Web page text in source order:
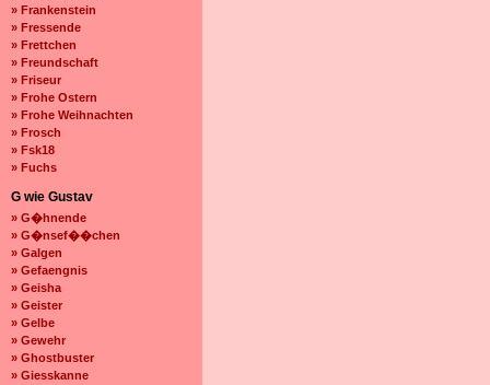
» Frankenstein
» Fressende
» Frettchen
» Freundschaft
» Friseur
» Frohe Ostern
» Frohe Weihnachten
» Frosch
» Fsk18
» Fuchs
G wie Gustav
» G�hnende
» G�nsef��chen
» Galgen
» Gefaengnis
» Geisha
» Geister
» Gelbe
» Gewehr
» Ghostbuster
» Giesskanne